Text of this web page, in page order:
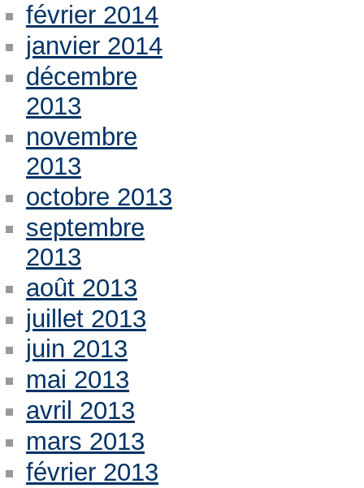
février 2014
janvier 2014
décembre
2013
novembre
2013
octobre 2013
septembre
2013
août 2013
juillet 2013
juin 2013
mai 2013
avril 2013
mars 2013
février 2013